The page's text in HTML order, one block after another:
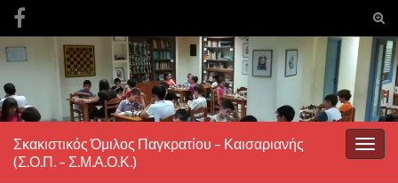
Search for:
Σκακιστικός Όμιλος Παγκρατίου – Καισαριανής
(Σ.Ο.Π. – Σ.Μ.Α.Ο.Κ.)